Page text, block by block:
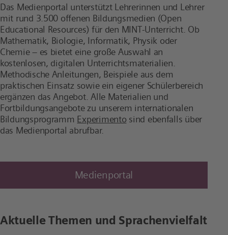
Das Medienportal unterstützt Lehrerinnen und Lehrer
mit rund 3.500 offenen Bildungsmedien (Open
Educational Resources) für den MINT-Unterricht. Ob
Mathematik, Biologie, Informatik, Physik oder
Chemie – es bietet eine große Auswahl an
kostenlosen, digitalen Unterrichtsmaterialien.
Methodische Anleitungen, Beispiele aus dem
praktischen Einsatz sowie ein eigener Schülerbereich
ergänzen das Angebot. Alle Materialien und
Fortbildungsangebote zu unserem internationalen
Bildungsprogramm Experimento sind ebenfalls über
das Medienportal abrufbar.
Medienportal
Aktuelle Themen und Sprachenvielfalt